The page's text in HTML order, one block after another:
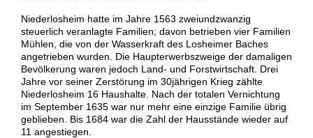
Niederlosheim hatte im Jahre 1563 zweiundzwanzig
steuerlich veranlagte Familien; davon betrieben vier Familien
Mühlen, die von der Wasserkraft des Losheimer Baches
angetrieben wurden. Die Haupterwerbszweige der damaligen
Bevölkerung waren jedoch Land- und Forstwirtschaft. Drei
Jahre vor seiner Zerstörung im 30jährigen Krieg zählte
Niederlosheim 16 Haushalte. Nach der totalen Vernichtung
im September 1635 war nur mehr eine einzige Familie übrig
geblieben. Bis 1684 war die Zahl der Hausstände wieder auf
11 angestiegen.